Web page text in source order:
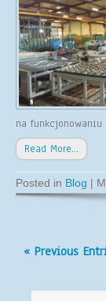
na funkcjonowaniu
Read More…
Posted in Blog |
« Previous